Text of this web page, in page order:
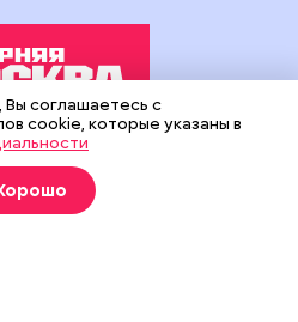
поддержке Департамента
и рекламы города Москвы.
технологии
предоставления информации
Вы соглашаетесь с
cookie, которые указаны в